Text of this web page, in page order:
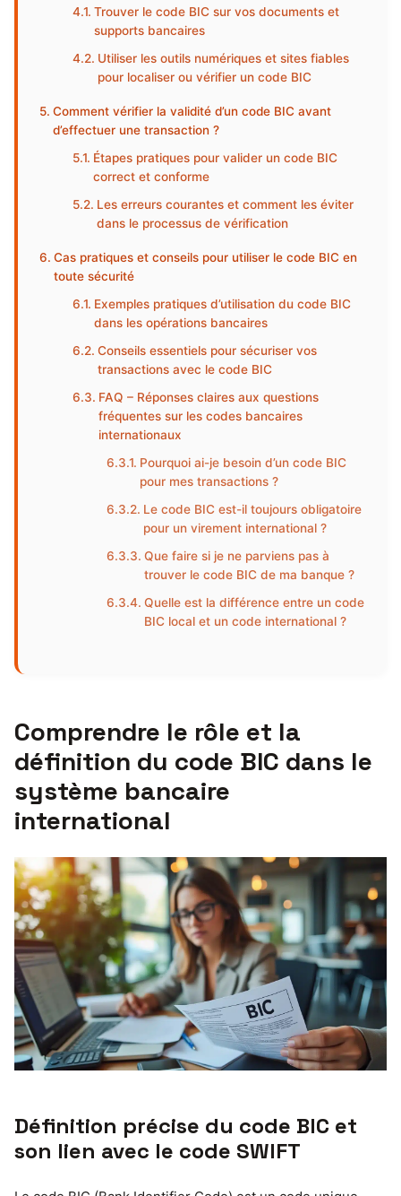
Trouver le code BIC sur vos documents et
supports bancaires
Utiliser les outils numériques et sites fiables
pour localiser ou vérifier un code BIC
Comment vérifier la validité d’un code BIC avant
d’effectuer une transaction ?
Étapes pratiques pour valider un code BIC
correct et conforme
Les erreurs courantes et comment les éviter
dans le processus de vérification
Cas pratiques et conseils pour utiliser le code BIC en
toute sécurité
Exemples pratiques d’utilisation du code BIC
dans les opérations bancaires
Conseils essentiels pour sécuriser vos
transactions avec le code BIC
FAQ – Réponses claires aux questions
fréquentes sur les codes bancaires
internationaux
Pourquoi ai-je besoin d’un code BIC
pour mes transactions ?
Le code BIC est-il toujours obligatoire
pour un virement international ?
Que faire si je ne parviens pas à
trouver le code BIC de ma banque ?
Quelle est la différence entre un code
BIC local et un code international ?
Comprendre le rôle et la
définition du code BIC dans le
système bancaire
international
Définition précise du code BIC et
son lien avec le code SWIFT